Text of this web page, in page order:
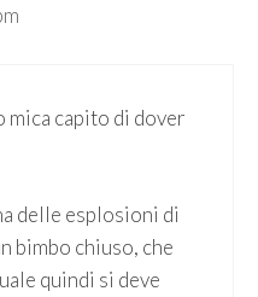
mica capito di dover
delle esplosioni di
bimbo chiuso, che
quindi si deve